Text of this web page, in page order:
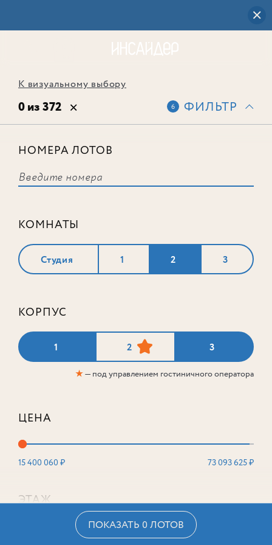
К визуальному выбору
0 из 372 6 ФИЛЬТР
НОМЕРА ЛОТОВ
КОМНАТЫ
Студия 1 2 3
КОРПУС
1 2 3
★— под управлением гостиничного оператора
ЦЕНА
15 400 060 ₽ 73 093 625 ₽
ЭТАЖ
ПОКАЗАТЬ 0 ЛОТОВ
соответствует ни одного лота